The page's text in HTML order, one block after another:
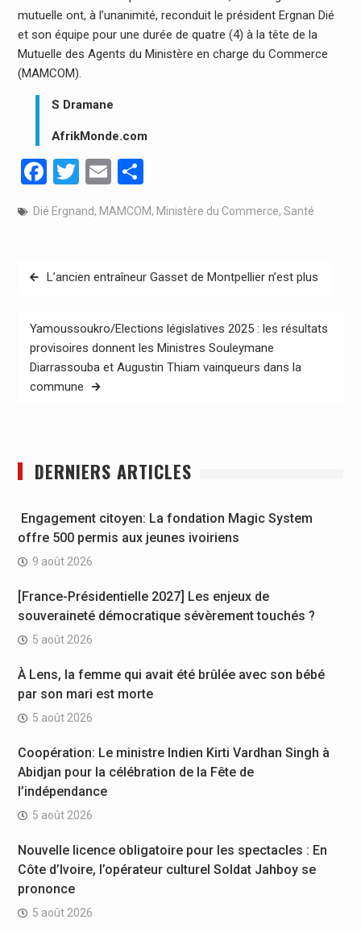
mutuelle ont, à l’unanimité, reconduit le président Ergnan Dié
et son équipe pour une durée de quatre (4) à la tête de la
Mutuelle des Agents du Ministère en charge du Commerce
(MAMCOM).
S Dramane
AfrikMonde.com
Facebook
Twitter
EmailPartager
Dié Ergnand, MAMCOM, Ministère du Commerce, Santé
Navigation
l’article
L’ancien entraîneur Gasset de Montpellier n’est plus
Yamoussoukro/Elections législatives 2025 : les résultats
provisoires donnent les Ministres Souleymane
Diarrassouba et Augustin Thiam vainqueurs dans la
commune
DERNIERS ARTICLES
Engagement citoyen: La fondation Magic System
offre 500 permis aux jeunes ivoiriens
9 août 2026
[France-Présidentielle 2027] Les enjeux de
souveraineté démocratique sévèrement touchés ?
5 août 2026
À Lens, la femme qui avait été brûlée avec son bébé
par son mari est morte
5 août 2026
Coopération: Le ministre Indien Kirti Vardhan Singh à
Abidjan pour la célébration de la Fête de
l’indépendance
5 août 2026
Nouvelle licence obligatoire pour les spectacles : En
Côte d’Ivoire, l’opérateur culturel Soldat Jahboy se
prononce
5 août 2026